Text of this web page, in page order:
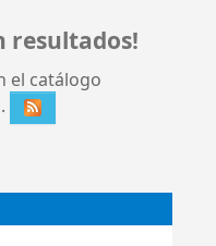
resultados!
el catálogo